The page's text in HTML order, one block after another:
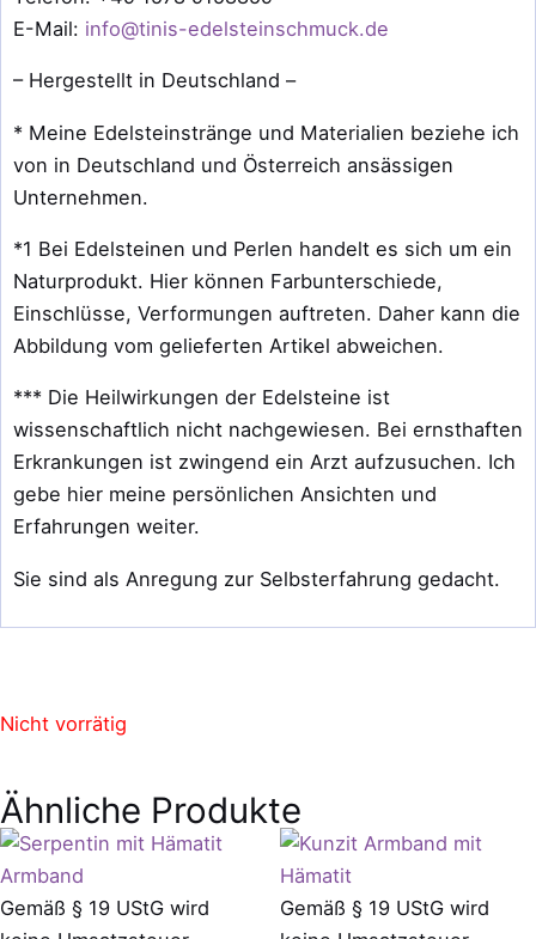
E-Mail: info@tinis-edelsteinschmuck.de
– Hergestellt in Deutschland –
* Meine Edelsteinstränge und Materialien beziehe ich
von in Deutschland und Österreich ansässigen
Unternehmen.
*1 Bei Edelsteinen und Perlen handelt es sich um ein
Naturprodukt. Hier können Farbunterschiede,
Einschlüsse, Verformungen auftreten. Daher kann die
Abbildung vom gelieferten Artikel abweichen.
*** Die Heilwirkungen der Edelsteine ist
wissenschaftlich nicht nachgewiesen. Bei ernsthaften
Erkrankungen ist zwingend ein Arzt aufzusuchen. Ich
gebe hier meine persönlichen Ansichten und
Erfahrungen weiter.
Sie sind als Anregung zur Selbsterfahrung gedacht.
Nicht vorrätig
Ähnliche Produkte
Gemäß § 19 UStG wird
Gemäß § 19 UStG wird